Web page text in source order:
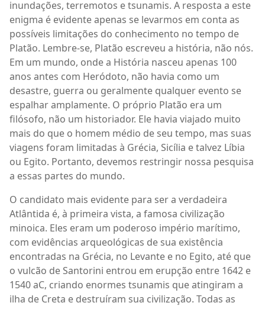
inundações, terremotos e tsunamis. A resposta a este
enigma é evidente apenas se levarmos em conta as
possíveis limitações do conhecimento no tempo de
Platão. Lembre-se, Platão escreveu a história, não nós.
Em um mundo, onde a História nasceu apenas 100
anos antes com Heródoto, não havia como um
desastre, guerra ou geralmente qualquer evento se
espalhar amplamente. O próprio Platão era um
filósofo, não um historiador. Ele havia viajado muito
mais do que o homem médio de seu tempo, mas suas
viagens foram limitadas à Grécia, Sicília e talvez Líbia
ou Egito. Portanto, devemos restringir nossa pesquisa
a essas partes do mundo.
O candidato mais evidente para ser a verdadeira
Atlântida é, à primeira vista, a famosa civilização
minoica. Eles eram um poderoso império marítimo,
com evidências arqueológicas de sua existência
encontradas na Grécia, no Levante e no Egito, até que
o vulcão de Santorini entrou em erupção entre 1642 e
1540 aC, criando enormes tsunamis que atingiram a
ilha de Creta e destruíram sua civilização. Todas as